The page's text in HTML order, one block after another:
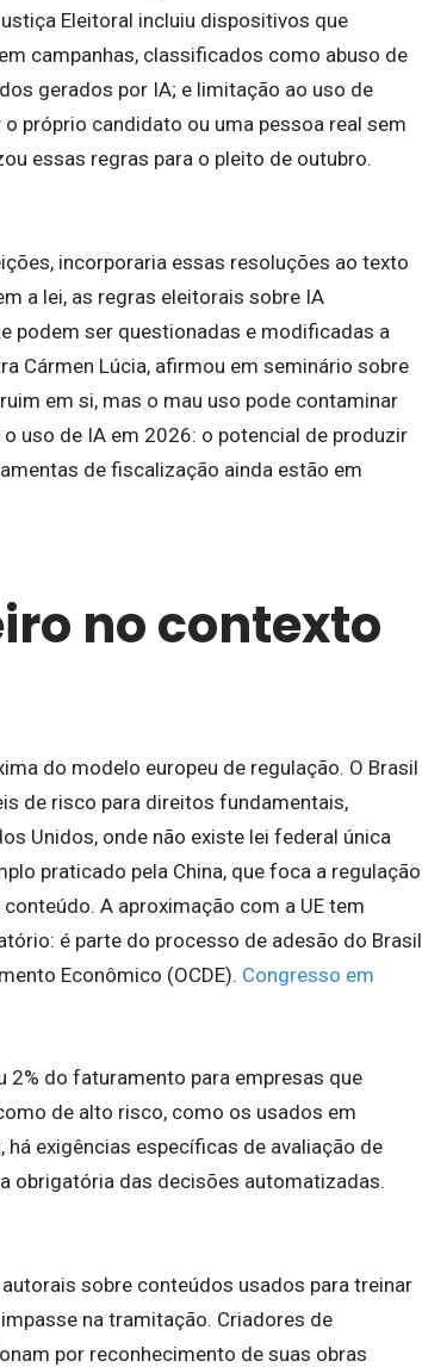
Eleitoral incluiu dispositivos que
campanhas, classificados como abuso de
gerados por IA; e limitação ao uso de
próprio candidato ou uma pessoa real sem
essas regras para o pleito de outubro.
incorporaria essas resoluções ao texto
a lei, as regras eleitorais sobre IA
podem ser questionadas e modificadas a
Cármen Lúcia, afirmou em seminário sobre
em si, mas o mau uso pode contaminar
uso de IA em 2026: o potencial de produzir
de fiscalização ainda estão em
no contexto
do modelo europeu de regulação. O Brasil
de risco para direitos fundamentais,
Unidos, onde não existe lei federal única
praticado pela China, que foca a regulação
A aproximação com a UE tem
é parte do processo de adesão do Brasil
Econômico (OCDE). Congresso em
2% do faturamento para empresas que
de alto risco, como os usados em
exigências específicas de avaliação de
obrigatória das decisões automatizadas.
sobre conteúdos usados para treinar
na tramitação. Criadores de
por reconhecimento de suas obras